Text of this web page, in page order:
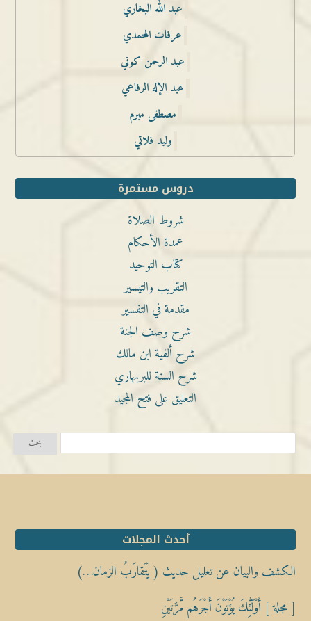
عبد الله البخاري
عرفات المحمدي
عبد الرحمن كوني
عبد الإله الرفاعي
مصطفى مبرم
وليد فلاتي
دروس مستمرة
شروط الصلاة
عمدة الأحكام
كتاب التوحيد
التقريب والتيسير
مقدمة في التفسير
شرح وصف الجنة
شرح ألفية ابن مالك
شرح السنة للبربهاري
التعليق على فتح المجيد
أحدث المجلات
الكشف والبيان عن تعليل حديث ( يَتَقارَبُ الزمان…)
[ مجلة ] أُوْلَٰٓئِكَ يُؤْتَوْنَ أَجْرَهُم مَّرَّتَيْنِ